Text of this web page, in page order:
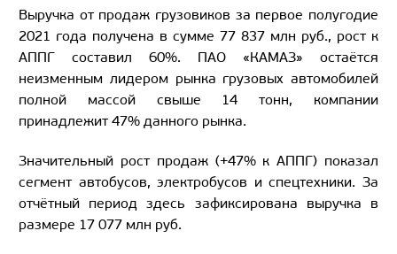
Выручка от продаж грузовиков за первое полугодие
2021 года получена в сумме 77 837 млн руб., рост к
АППГ составил 60%. ПАО «КАМАЗ» остаётся
неизменным лидером рынка грузовых автомобилей
полной массой свыше 14 тонн, компании
принадлежит 47% данного рынка.
Значительный рост продаж (+47% к АППГ) показал
сегмент автобусов, электробусов и спецтехники. За
отчётный период здесь зафиксирована выручка в
размере 17 077 млн руб.